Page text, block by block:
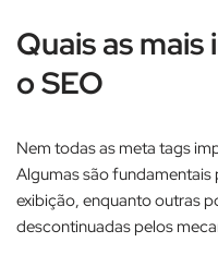
Quais as
o SEO
Nem todas as meta tags
Algumas são fundamentais
exibição, enquanto outras
descontinuadas pelos